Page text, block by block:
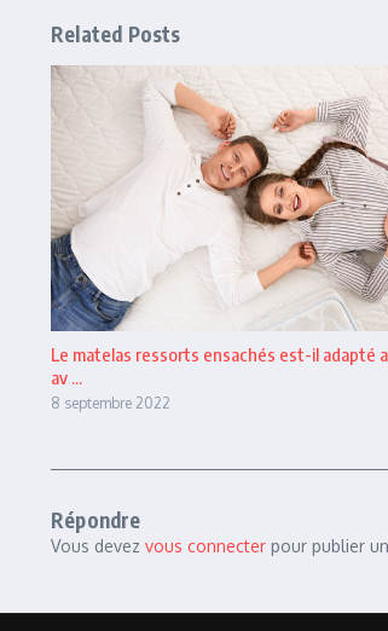
Related Posts
Le matelas ressorts ensachés est-il adapté
av ...
8 septembre 2022
Répondre
Vous devez vous connecter pour publier